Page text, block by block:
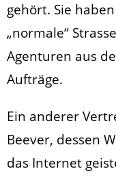
gehört. Sie
„normale“
Agenturen aus
Aufträge.
Ein anderer
Beever, dessen
das Internet